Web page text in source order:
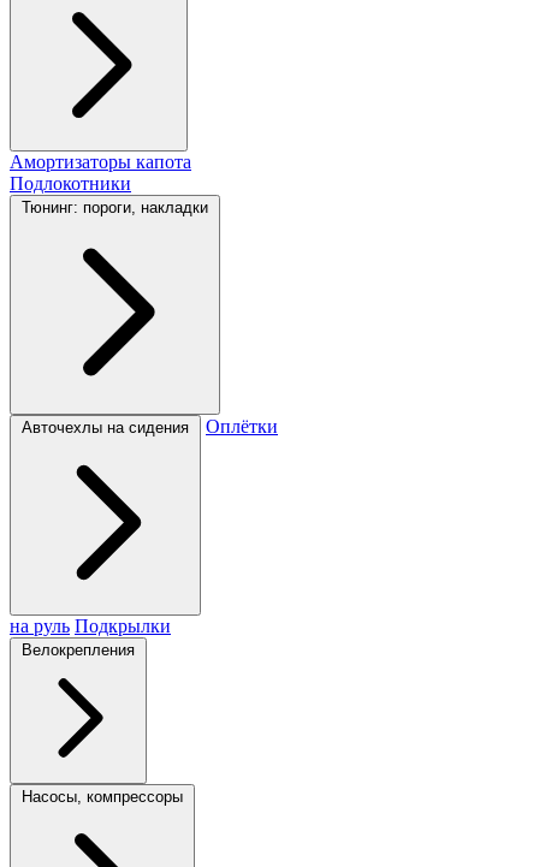
Амортизаторы капота
Подлокотники
Тюнинг: пороги, накладки
Авточехлы на сидения Оплётки
на руль Подкрылки
Велокрепления
Насосы, компрессоры